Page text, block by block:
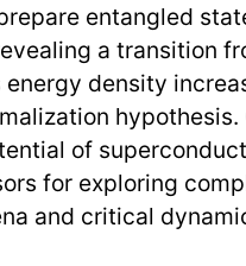
entangled
a transition
density
hypothesis.
of
for exploring
and critical